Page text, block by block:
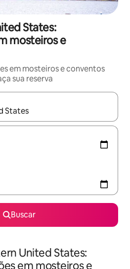
States:
mosteiros e
em mosteiros e conventos
sua reserva
disponíveis, explore-os
Buscar
United States:
em mosteiros e